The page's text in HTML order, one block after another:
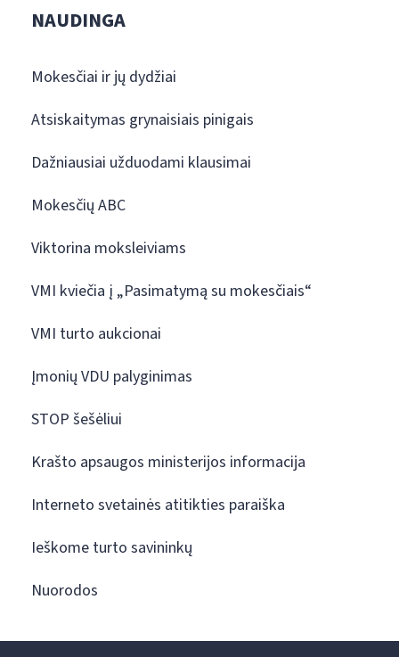
NAUDINGA
Mokesčiai ir jų dydžiai
Atsiskaitymas grynaisiais pinigais
Dažniausiai užduodami klausimai
Mokesčių ABC
Viktorina moksleiviams
VMI kviečia į „Pasimatymą su mokesčiais“
VMI turto aukcionai
Įmonių VDU palyginimas
STOP šešėliui
Krašto apsaugos ministerijos informacija
Interneto svetainės atitikties paraiška
Ieškome turto savininkų
Nuorodos